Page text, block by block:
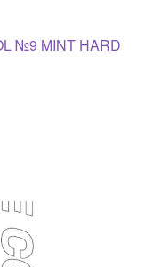
№9 MINT HARD